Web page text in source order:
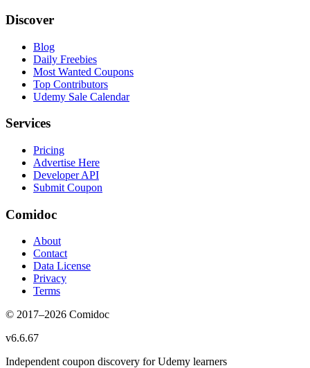
Discover
Blog
Daily Freebies
Most Wanted Coupons
Top Contributors
Udemy Sale Calendar
Services
Pricing
Advertise Here
Developer API
Submit Coupon
Comidoc
About
Contact
Data License
Privacy
Terms
© 2017–2026 Comidoc
v6.6.67
Independent coupon discovery for Udemy learners